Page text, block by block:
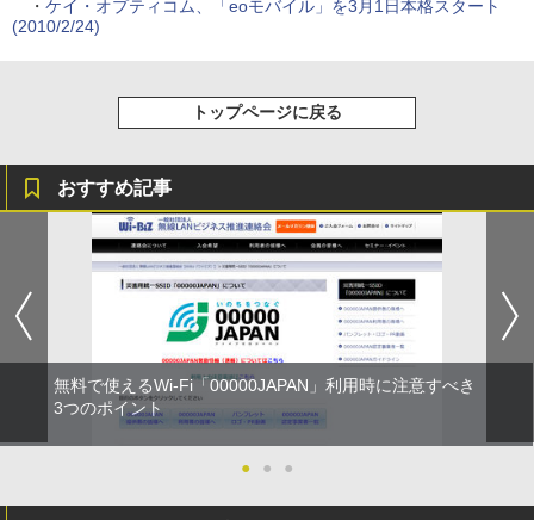
・ ケイ・オプティコム、「eoモバイル」を3月1日本格スタート
(2010/2/24)
トップページに戻る
おすすめ記事
無料で使えるWi-Fi「00000JAPAN」利用時に注意すべき
3つのポイント
● ● ●